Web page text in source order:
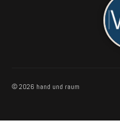
© 2026 hand und raum